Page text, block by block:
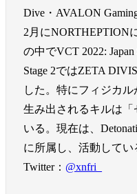
Dive・AVALON
2月にNORTHEPTION
の中でVCT 2022: Japan
Stage 2ではZETA
した。特にフィジカ
生み出されるキルは
いる。現在は、
に所属し、活動してい
Twitter： @xnfri_